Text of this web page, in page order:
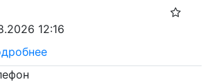
12:16